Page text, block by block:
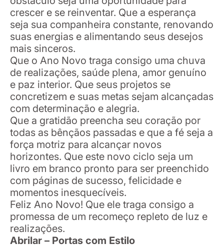
crescer e se reinventar. Que a esperança
seja sua companheira constante, renovando
suas energias e alimentando seus desejos
mais sinceros.
Que o Ano Novo traga consigo uma chuva
de realizações, saúde plena, amor genuíno
e paz interior. Que seus projetos se
concretizem e suas metas sejam alcançadas
com determinação e alegria.
Que a gratidão preencha seu coração por
todas as bênçãos passadas e que a fé seja a
força motriz para alcançar novos
horizontes. Que este novo ciclo seja um
livro em branco pronto para ser preenchido
com páginas de sucesso, felicidade e
momentos inesquecíveis.
Feliz Ano Novo! Que ele traga consigo a
promessa de um recomeço repleto de luz e
realizações.
Abrilar – Portas com Estilo